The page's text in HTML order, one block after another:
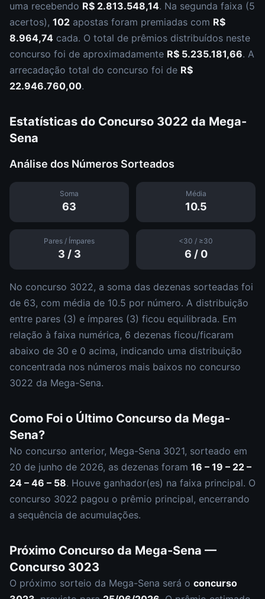
uma recebendo R$ 2.813.548,14. Na segunda faixa (5
acertos), 102 apostas foram premiadas com R$
8.964,74 cada. O total de prêmios distribuídos neste
concurso foi de aproximadamente R$ 5.235.181,66. A
arrecadação total do concurso foi de R$
22.946.760,00.
Estatísticas do Concurso 3022 da Mega-
Sena
Análise dos Números Sorteados
Soma
63
Média
10.5
Pares / Ímpares
3 / 3
<30 / ≥30
6 / 0
No concurso 3022, a soma das dezenas sorteadas foi
de 63, com média de 10.5 por número. A distribuição
entre pares (3) e ímpares (3) ficou equilibrada. Em
relação à faixa numérica, 6 dezenas ficou/ficaram
abaixo de 30 e 0 acima, indicando uma distribuição
concentrada nos números mais baixos no concurso
3022 da Mega-Sena.
Como Foi o Último Concurso da Mega-
Sena?
No concurso anterior, Mega-Sena 3021, sorteado em
20 de junho de 2026, as dezenas foram 16 – 19 – 22 –
24 – 46 – 58. Houve ganhador(es) na faixa principal. O
concurso 3022 pagou o prêmio principal, encerrando
a sequência de acumulações.
Próximo Concurso da Mega-Sena —
Concurso 3023
O próximo sorteio da Mega-Sena será o concurso